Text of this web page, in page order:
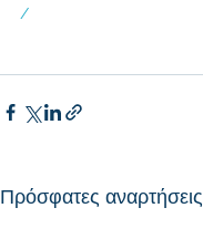
/
Πρόσφατες αναρτήσεις